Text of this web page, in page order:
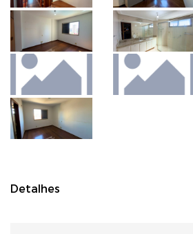
Detalhes